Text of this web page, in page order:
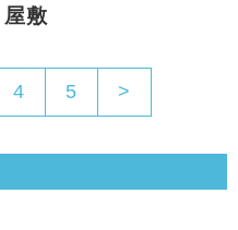
屋敷
4 5 >